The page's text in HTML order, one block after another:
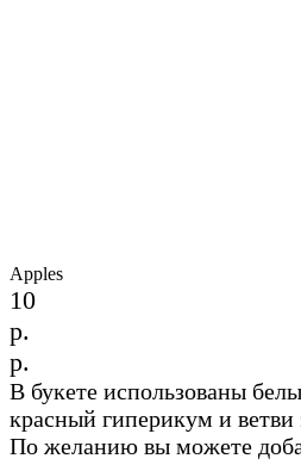
Apples
10
р.
р.
В букете использованы
красный гиперикум и ветви
По желанию вы можете